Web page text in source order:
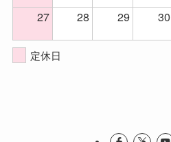
27
28 29 30
定休日